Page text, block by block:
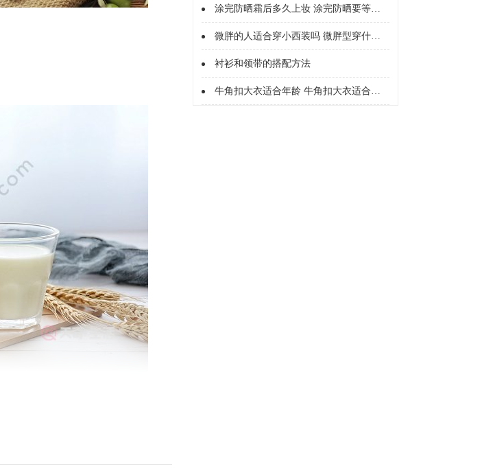
涂完防晒霜后多久上妆 涂完防晒要等几分钟在上妆
微胖的人适合穿小西装吗 微胖型穿什么西服
衬衫和领带的搭配方法
牛角扣大衣适合年龄 牛角扣大衣适合人群